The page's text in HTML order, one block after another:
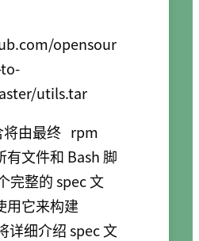
opensour
utils.tar
由最终 rpm
有文件和 Bash 脚
完整的 spec 文
用它来构建
详细介绍 spec 文